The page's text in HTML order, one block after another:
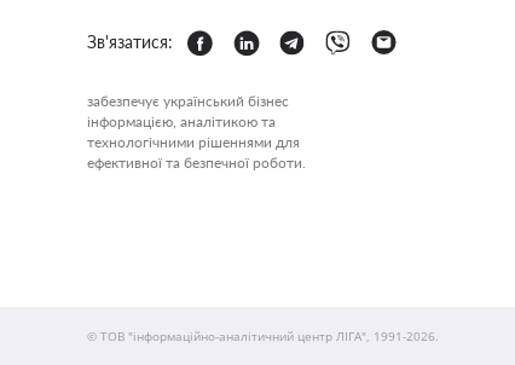
Зв'язатися:
забезпечує український бізнес
інформацією, аналітикою та
технологічними рішеннями для
ефективної та безпечної роботи.
© ТОВ "інформаційно-аналітичний центр ЛІГА", 1991-2026.